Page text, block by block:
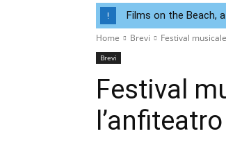
! Films on the Beach,
Home Brevi Festival
Brevi
Festival